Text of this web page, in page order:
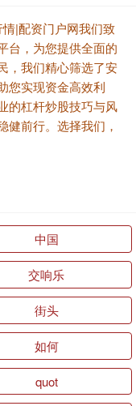
|配资门户网我们致
台，为您提供全面的
，我们精心筛选了安
您实现资金高效利
的杠杆炒股技巧与风
健前行。选择我们，
中国
交响乐
街头
如何
quot